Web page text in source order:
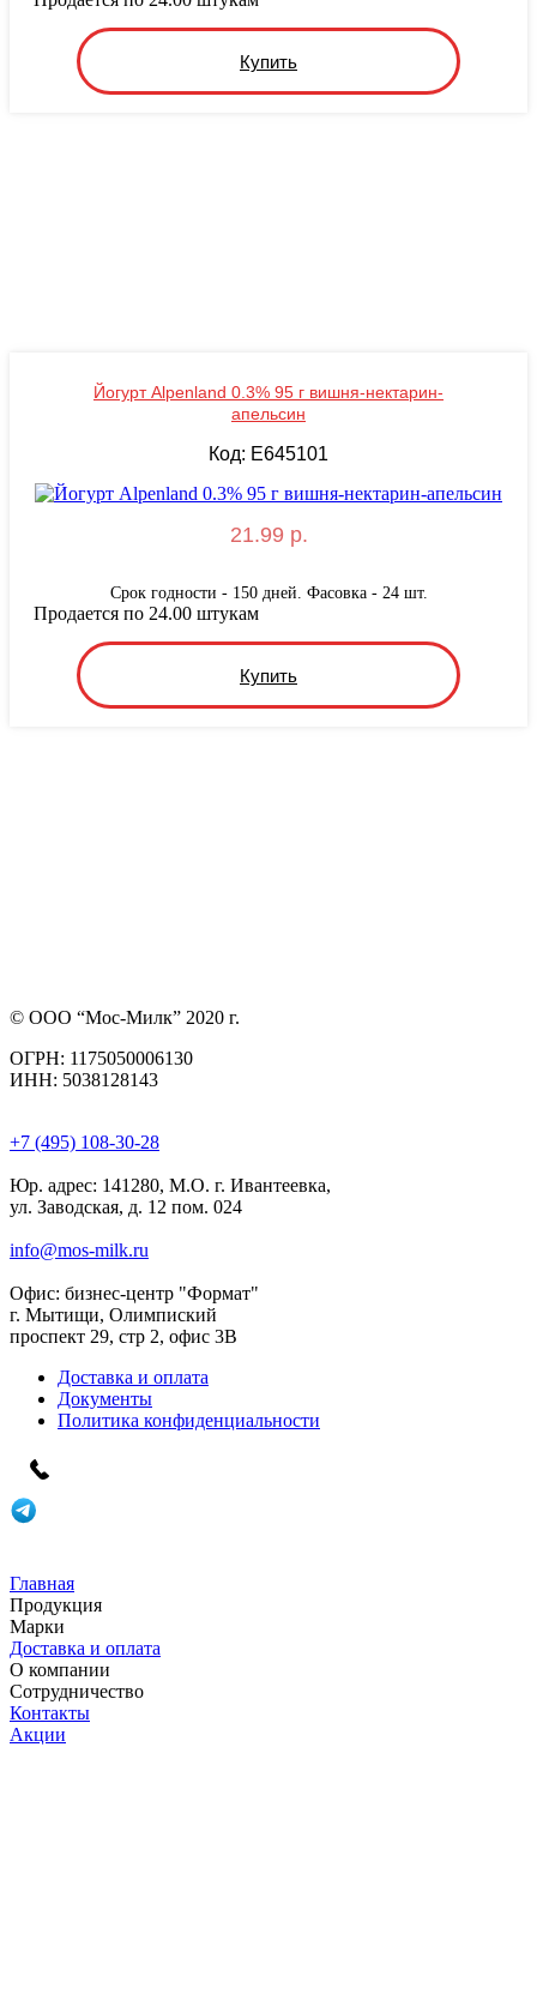
Купить
Йогурт Alpenland 0.3% 95 г вишня-нектарин-
апельсин
Код: E645101
21.99 р.
Срок годности - 150 дней. Фасовка - 24 шт.
Купить
Продается по 24.00 штукам
© ООО “Мос-Милк” 2020 г.
ОГРН: 1175050006130
ИНН: 5038128143
+7 (495) 108-30-28
Юр. адрес: 141280, М.О. г. Ивантеевка,
ул. Заводская, д. 12 пом. 024
info@mos-milk.ru
Офис: бизнес-центр "Формат"
г. Мытищи, Олимпиский
проспект 29, стр 2, офис 3B
Доставка и оплата
Документы
Политика конфиденциальности
Главная
Продукция
Марки
Доставка и оплата
О компании
Сотрудничество
Контакты
Акции